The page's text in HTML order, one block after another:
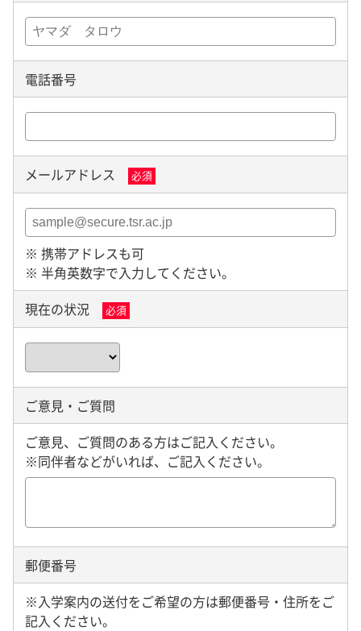
電話番号
メールアドレス 必須
※ 携帯アドレスも可
※ 半角英数字で入力してください。
現在の状況
必須
ご意見・ご質問
ご意見、ご質問のある方はご記入ください。
※同伴者などがいれば、ご記入ください。
郵便番号
※入学案内の送付をご希望の方は郵便番号・住所をご
記入ください。